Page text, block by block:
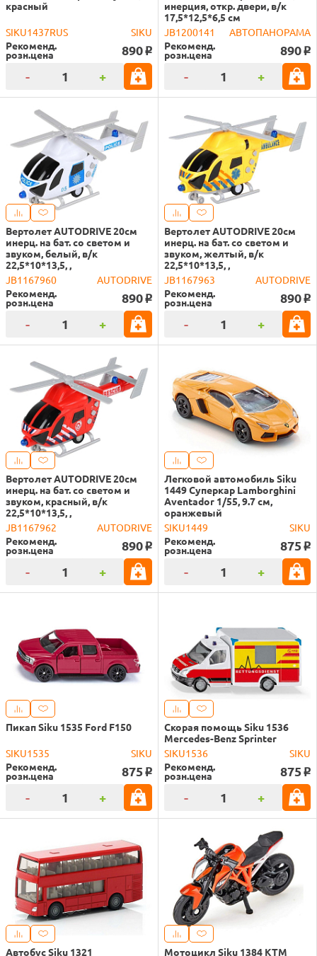
красный
SIKU1437RUS
SIKU
Рекоменд.
розн.цена 890 o
- +
инерция, откр. двери, в/к
17,5*12,5*6,5 см
JB1200141
АВТОПАНОРАМА
Рекоменд.
розн.цена 890 o
- +
Вертолет AUTODRIVE 20см
инерц. на бат. со светом и
звуком, белый, в/к
22,5*10*13,5, ,
JB1167960
AUTODRIVE
Рекоменд.
розн.цена 890 o
- +
Вертолет AUTODRIVE 20см
инерц. на бат. со светом и
звуком, желтый, в/к
22,5*10*13,5, ,
JB1167963
AUTODRIVE
Рекоменд.
розн.цена 890 o
- +
Вертолет AUTODRIVE 20см
инерц. на бат. со светом и
звуком, красный, в/к
22,5*10*13,5, ,
JB1167962
AUTODRIVE
Рекоменд.
розн.цена 890 o
- +
Легковой автомобиль Siku
1449 Суперкар Lamborghini
Aventador 1/55, 9.7 см,
оранжевый
SIKU1449
SIKU
Рекоменд.
розн.цена 875 o
- +
Пикап Siku 1535 Ford F150
SIKU1535
SIKU
Рекоменд.
розн.цена 875 o
- +
Скорая помощь Siku 1536
Mercedes-Benz Sprinter
SIKU1536
SIKU
Рекоменд.
розн.цена 875 o
- +
Автобус Siku 1321
Мотоцикл Siku 1384 KTM